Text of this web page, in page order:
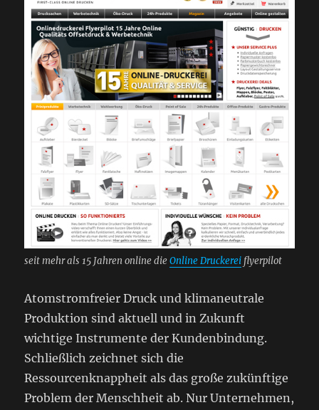
seit mehr als 15 Jahren online dieOnline Druckerei flyerpilot
Atomstromfreier Druck und klimaneutrale
Produktion sind aktuell und in Zukunft
wichtige Instrumente der Kundenbindung.
Schließlich zeichnet sich die
Ressourcenknappheit als das große zukünftige
Problem der Menschheit ab. Nur Unternehmen,